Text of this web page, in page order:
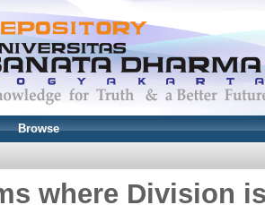
Browse
where Division